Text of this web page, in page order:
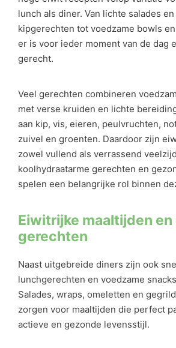
lunch als diner. Van lichte salades
kipgerechten tot voedzame bowls
er is voor ieder moment van de dag
gerecht.
Veel gerechten combineren
met verse kruiden en lichte
aan kip, vis, eieren, peulvruchten,
zuivel en groenten. Daardoor zijn
zowel vullend als verrassend
koolhydraatarme gerechten en
spelen een belangrijke rol binnen
Eiwitrijke maaltijden
gerechten
Naast uitgebreide diners zijn ook
lunchgerechten en voedzame
Salades, wraps, omeletten en
zorgen voor maaltijden die perfect
actieve en gezonde levensstijl.